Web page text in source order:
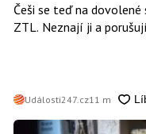
Češi se teď na
ZTL. Neznají ji a
Události247.cz11 m